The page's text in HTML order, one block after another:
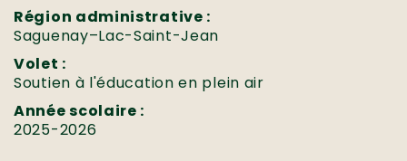
Région administrative :
Saguenay–Lac-Saint-Jean
Volet :
Soutien à l'éducation en plein air
Année scolaire :
2025-2026